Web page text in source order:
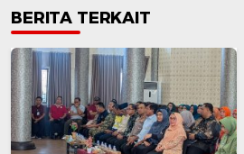
BERITA TERKAIT